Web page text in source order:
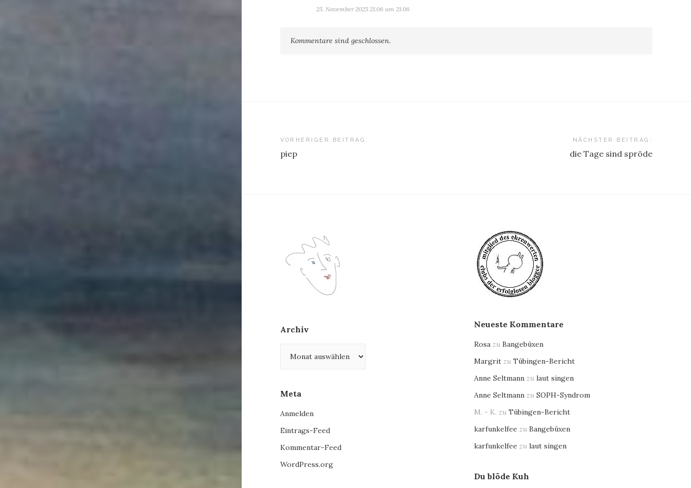
25. November 2025 21:06 um 21:06
Kommentare sind geschlossen.
Beitragsnavigation
VORHERIGER BEITRAG:
piep
NÄCHSTER BEITRAG:
die Tage sind spröde
Archiv
Meta
Anmelden
Eintrags-Feed
Kommentar-Feed
WordPress.org
Neueste Kommentare
Rosa zuBangebüxen
Margrit zuTübingen-Bericht
Anne Seltmann zulaut singen
Anne Seltmann zuSOPH-Syndrom
M. - K. zuTübingen-Bericht
karfunkelfee zuBangebüxen
karfunkelfee zulaut singen
Du blöde Kuh